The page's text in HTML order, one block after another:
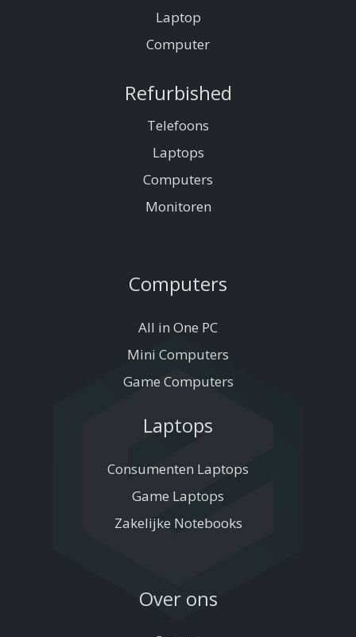
Laptop
Computer
Refurbished
Telefoons
Laptops
Computers
Monitoren
Computers
All in One PC
Mini Computers
Game Computers
Laptops
Consumenten Laptops
Game Laptops
Zakelijke Notebooks
Over ons